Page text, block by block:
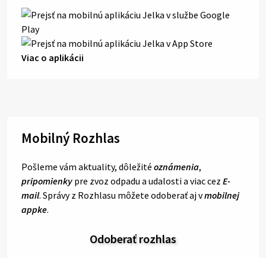
Viac o aplikácii
Mobilný Rozhlas
Pošleme vám aktuality, dôležité oznámenia,
pripomienky pre zvoz odpadu a udalosti a viac cez E-
mail. Správy z Rozhlasu môžete odoberať aj vmobilnej
appke.
Odoberať rozhlas